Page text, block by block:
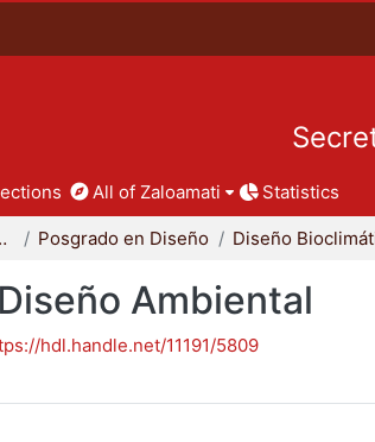
All of Zaloamati Statistics
el Diseño Posgrado en Diseño Diseño
Ambiental
hdl.handle.net/11191/5809